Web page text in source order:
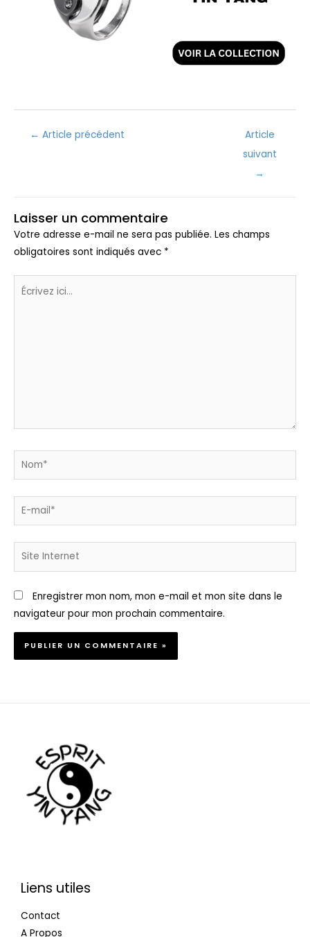
← Article précédent
Article
suivant
→
Laisser un commentaire
Votre adresse e-mail ne sera pas publiée. Les champs
obligatoires sont indiqués avec *
Écrivez
Nom*
E-
mail*
Site
Enregistrer mon nom, mon e-mail et mon site dans le
navigateur pour mon prochain commentaire.
Liens utiles
Contact
A Propos